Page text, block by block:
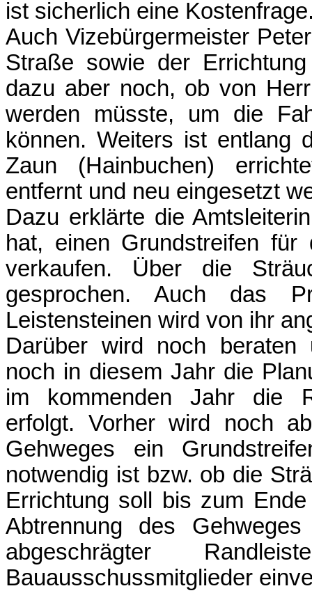
ist sicherlich eine
Auch Vizebürgermeister
Straße sowie der
dazu aber noch, ob von
werden müsste, um die
können. Weiters ist entlang
Zaun (Hainbuchen)
entfernt und neu eingesetzt
Dazu erklärte die
hat, einen Grundstreifen
verkaufen. Über die
gesprochen. Auch das
Leistensteinen wird von ihr
Darüber wird noch beraten
noch in diesem Jahr die
im kommenden Jahr die
erfolgt. Vorher wird noch
Gehweges ein
notwendig ist bzw. ob die
Errichtung soll bis zum
Abtrennung des
abgeschrägter
Bauausschussmitglieder